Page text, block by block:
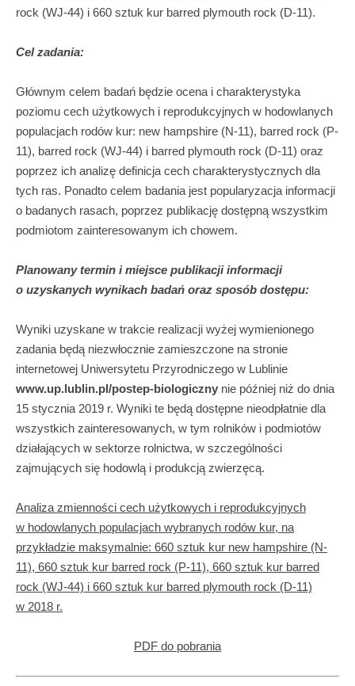
rock (WJ-44) i 660 sztuk kur barred plymouth rock (D-11).
Cel zadania:
Głównym celem badań będzie ocena i charakterystyka
poziomu cech użytkowych i reprodukcyjnych w hodowlanych
populacjach rodów kur: new hampshire (N-11), barred rock (P-
11), barred rock (WJ-44) i barred plymouth rock (D-11) oraz
poprzez ich analizę definicja cech charakterystycznych dla
tych ras. Ponadto celem badania jest popularyzacja informacji
o badanych rasach, poprzez publikację dostępną wszystkim
podmiotom zainteresowanym ich chowem.
Planowany termin i miejsce publikacji informacji
o uzyskanych wynikach badań oraz sposób dostępu:
Wyniki uzyskane w trakcie realizacji wyżej wymienionego
zadania będą niezwłocznie zamieszczone na stronie
internetowej Uniwersytetu Przyrodniczego w Lublinie
www.up.lublin.pl/postep-biologiczny nie później niż do dnia
15 stycznia 2019 r. Wyniki te będą dostępne nieodpłatnie dla
wszystkich zainteresowanych, w tym rolników i podmiotów
działających w sektorze rolnictwa, w szczególności
zajmujących się hodowlą i produkcją zwierzęcą.
Analiza zmienności cech użytkowych i reprodukcyjnych
w hodowlanych populacjach wybranych rodów kur, na
przykładzie maksymalnie: 660 sztuk kur new hampshire (N-
11), 660 sztuk kur barred rock (P-11), 660 sztuk kur barred
rock (WJ-44) i 660 sztuk kur barred plymouth rock (D-11)
w 2018 r.
PDF do pobrania